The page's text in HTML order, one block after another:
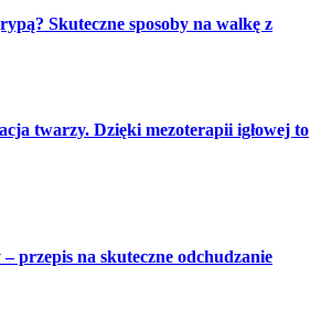
Skuteczne sposoby na walkę z
twarzy. Dzięki mezoterapii igłowej to
przepis na skuteczne odchudzanie